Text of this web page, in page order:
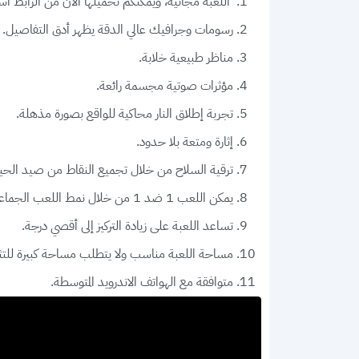
رسومات وجرافيك عالي الدقة يظهر أدق التفاصيل.
مناظر طبيعية خلابة.
مؤثرات صوتية مجسمة رائعة.
تجربة إطلاق النار محاكية للواقع بصورة مذهلة.
إثارة ومتعة بلا حدود.
ترقية السلاح من خلال تجميع النقاط من صيد
يمكن اللعب 1 ضد 1 من خلال نمط اللعب الجماعي لمزيد من الإثارة.
تساعد اللعبة على زيادة التركيز إلى أقصي درجة.
مساحة اللعبة مناسب ولا يتطلب مساحة كبيرة
متوافقة مع الهواتف الاندرويد المتوسطة.